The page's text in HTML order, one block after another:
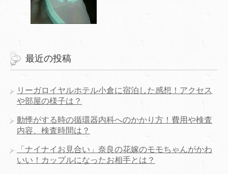
最近の投稿
リーガロイヤルホテル小倉に宿泊した感想！アクセス
や部屋の様子は？
動悸がする時の循環器内科へのかかり方！費用や検査
内容、検査時間は？
「ナイナイお見合い」奈良の花嫁のモモちゃんがかわ
いい！カップルになったお相手とは？